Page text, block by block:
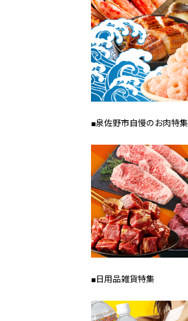
■泉佐野市自慢のお肉特集
■日用品雑貨特集